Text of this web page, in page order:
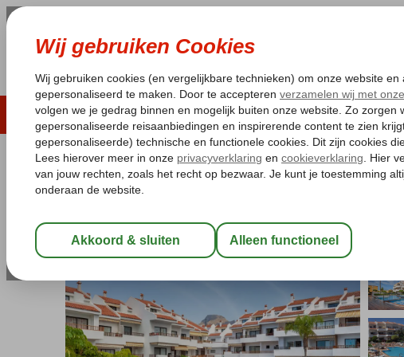
LAST MINUTE ZOMER 2026 ZONVAKANTIE
Pakketgarantie Laagsteprijsgarantie* Gratis annuleren*
Home
Spanje Canarische Eilanden
HG Cristian Sur
Logies-Aparthotel